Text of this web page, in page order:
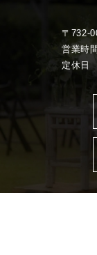
〒732-
営業時
定休日